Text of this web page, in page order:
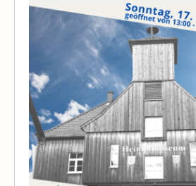
Internationaler
Museumstag:
Heimatmuseum
Höringhausen